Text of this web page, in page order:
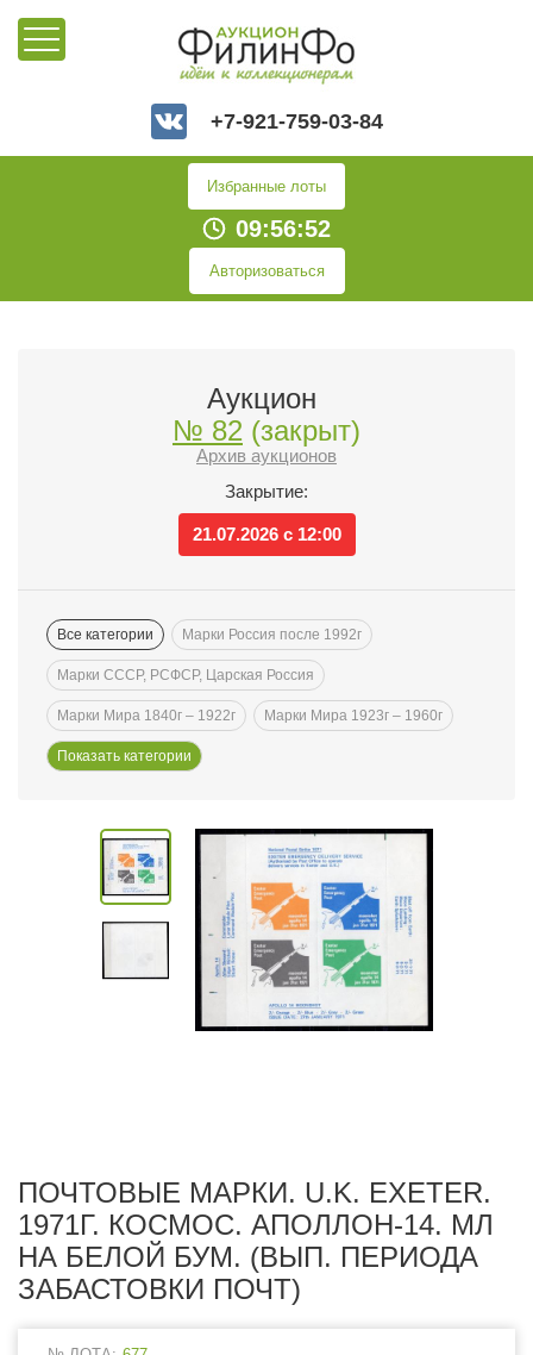
+7-921-759-03-84
Избранные лоты
09:56:52
Авторизоваться
Аукцион
№ 82 (закрыт)
Архив аукционов
Закрытие:
21.07.2026 с 12:00
Все категории Марки Россия после 1992г
Марки СССР, РСФСР, Царская Россия
Марки Мира 1840г – 1922г Марки Мира 1923г – 1960г
ПОЧТОВЫЕ МАРКИ. U.K. EXETER.
1971Г. КОСМОС. АПОЛЛОН-14. МЛ
НА БЕЛОЙ БУМ. (ВЫП. ПЕРИОДА
ЗАБАСТОВКИ ПОЧТ)